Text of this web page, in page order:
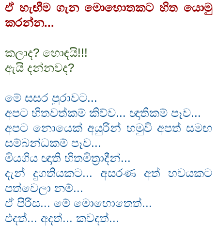
ඒ හැඟීම ගැන මොහොතකට හිත යොමු
කරන්න...
කලාද? හොඳයි!!!
ඇයි දන්නවද?
මේ සසර පුරාවට...
අපට හිතවත්කම් කිව්ව... ඥාතිකම් පෑව...
අපට නොයෙක් අයුරින් හමුවී අපත් සමඟ
සම්බන්ධකම් පෑව...
මියගිය ඥාති හිතමිත්‍රාදීන්...
දැන් දුගතියකට... අසරණ අත් භවයකට
පත්වෙලා නම්...
ඒ පිරිස... මේ මොහොතෙත්...
එදත්... අදත්... කවදත්...